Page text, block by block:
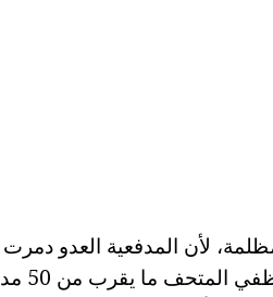
لأن المدفعية العدو دمرت
ومع ذلك،